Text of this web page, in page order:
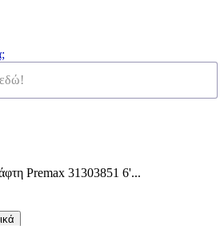
Premax 31303851 6'...